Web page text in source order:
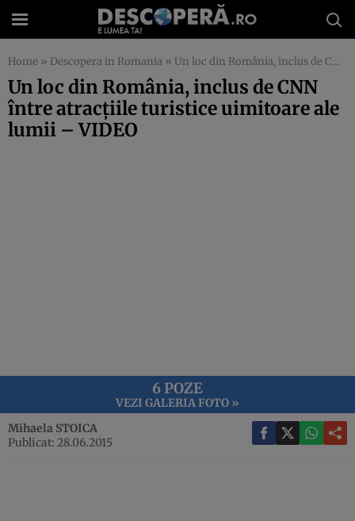
Home » Descopera in Romania » Un loc din România, inclus de CNN între atracţiile turistice uimitoare ale lumii – VIDEO
Un loc din România, inclus de CNN
între atracţiile turistice uimitoare ale
lumii – VIDEO
6 POZE
VEZI GALERIA FOTO »
Mihaela STOICA
Publicat: 28.06.2015